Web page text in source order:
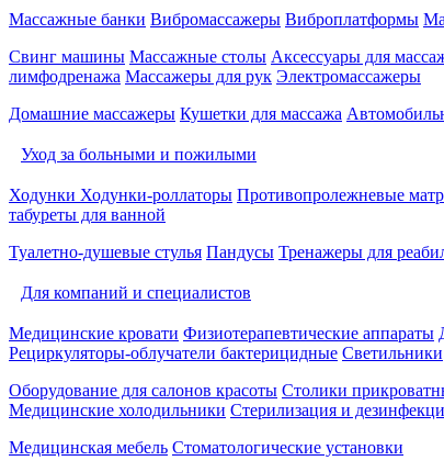
Массажные банки Вибромассажеры Виброплатформы
Свинг машины Массажные столы Аксессуары для
лимфодренажа Массажеры для рук Электромассажеры
Домашние массажеры Кушетки для массажа
Уход за больными и пожилыми
Ходунки Ходунки-роллаторы Противопролежневые
табуреты для ванной
Туалетно-душевые стулья Пандусы Тренажеры для
Для компаний и специалистов
Медицинские кровати Физиотерапевтические аппараты
Рециркуляторы-облучатели бактерицидные Светильники
Оборудование для салонов красоты Столики
Медицинские холодильники Стерилизация и
Медицинская мебель Стоматологические установки